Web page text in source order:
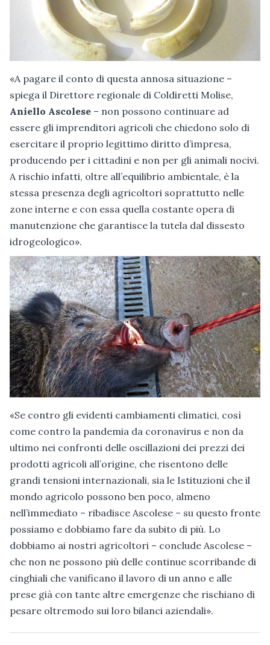
«A pagare il conto di questa annosa situazione –
spiega il Direttore regionale di Coldiretti Molise,
Aniello Ascolese – non possono continuare ad
essere gli imprenditori agricoli che chiedono solo di
esercitare il proprio legittimo diritto d’impresa,
producendo per i cittadini e non per gli animali nocivi.
A rischio infatti, oltre all’equilibrio ambientale, è la
stessa presenza degli agricoltori soprattutto nelle
zone interne e con essa quella costante opera di
manutenzione che garantisce la tutela dal dissesto
idrogeologico».
«Se contro gli evidenti cambiamenti climatici, così
come contro la pandemia da coronavirus e non da
ultimo nei confronti delle oscillazioni dei prezzi dei
prodotti agricoli all’origine, che risentono delle
grandi tensioni internazionali, sia le Istituzioni che il
mondo agricolo possono ben poco, almeno
nell’immediato – ribadisce Ascolese – su questo fronte
possiamo e dobbiamo fare da subito di più. Lo
dobbiamo ai nostri agricoltori – conclude Ascolese –
che non ne possono più delle continue scorribande di
cinghiali che vanificano il lavoro di un anno e alle
prese già con tante altre emergenze che rischiano di
pesare oltremodo sui loro bilanci aziendali».